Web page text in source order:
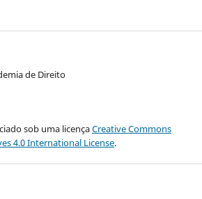
de Direito
sob uma licençaCreative Commons
4.0 International License.